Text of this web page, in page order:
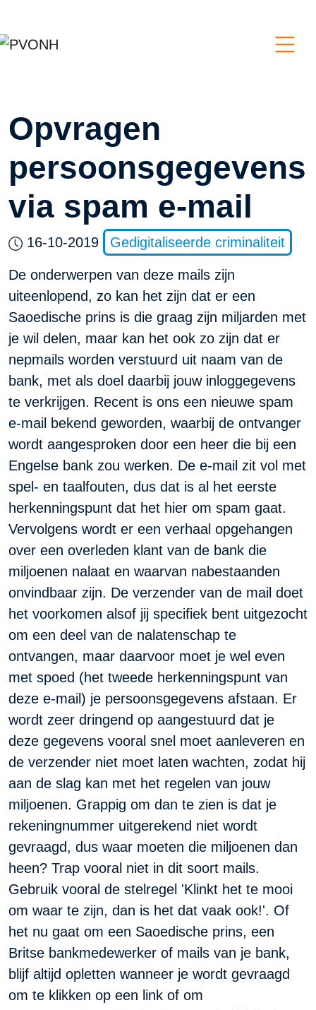
Opvragen
persoonsgegevens
via spam e-mail
16-10-2019 Gedigitaliseerde criminaliteit
De onderwerpen van deze mails zijn
uiteenlopend, zo kan het zijn dat er een
Saoedische prins is die graag zijn miljarden met
je wil delen, maar kan het ook zo zijn dat er
nepmails worden verstuurd uit naam van de
bank, met als doel daarbij jouw inloggegevens
te verkrijgen. Recent is ons een nieuwe spam
e-mail bekend geworden, waarbij de ontvanger
wordt aangesproken door een heer die bij een
Engelse bank zou werken. De e-mail zit vol met
spel- en taalfouten, dus dat is al het eerste
herkenningspunt dat het hier om spam gaat.
Vervolgens wordt er een verhaal opgehangen
over een overleden klant van de bank die
miljoenen nalaat en waarvan nabestaanden
onvindbaar zijn. De verzender van de mail doet
het voorkomen alsof jij specifiek bent uitgezocht
om een deel van de nalatenschap te
ontvangen, maar daarvoor moet je wel even
met spoed (het tweede herkenningspunt van
deze e-mail) je persoonsgegevens afstaan. Er
wordt zeer dringend op aangestuurd dat je
deze gegevens vooral snel moet aanleveren en
de verzender niet moet laten wachten, zodat hij
aan de slag kan met het regelen van jouw
miljoenen. Grappig om dan te zien is dat je
rekeningnummer uitgerekend niet wordt
gevraagd, dus waar moeten die miljoenen dan
heen? Trap vooral niet in dit soort mails.
Gebruik vooral de stelregel 'Klinkt het te mooi
om waar te zijn, dan is het dat vaak ook!'. Of
het nu gaat om een Saoedische prins, een
Britse bankmedewerker of mails van je bank,
blijf altijd opletten wanneer je wordt gevraagd
om te klikken op een link of om